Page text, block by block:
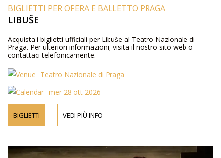
BIGLIETTI PER OPERA E BALLETTO PRAGA
LIBUŠE
Acquista i biglietti ufficiali per Libuše al Teatro Nazionale di
Praga. Per ulteriori informazioni, visita il nostro sito web o
contattaci telefonicamente.
Teatro Nazionale di Praga
mer 28 ott 2026
BIGLIETTI VEDI PIÙ INFO